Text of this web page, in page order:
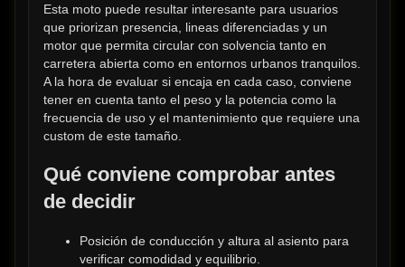
Esta moto puede resultar interesante para usuarios
que priorizan presencia, lineas diferenciadas y un
motor que permita circular con solvencia tanto en
carretera abierta como en entornos urbanos tranquilos.
A la hora de evaluar si encaja en cada caso, conviene
tener en cuenta tanto el peso y la potencia como la
frecuencia de uso y el mantenimiento que requiere una
custom de este tamaño.
Qué conviene comprobar antes
de decidir
Posición de conducción y altura al asiento para
verificar comodidad y equilibrio.